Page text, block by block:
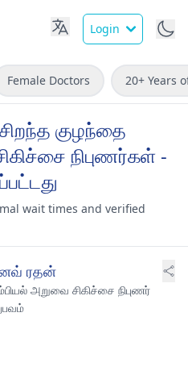
Login
Female Doctors 20+ Years
குழந்தை
நிபுணர்கள் -
wait times and verified
ரதன்
அறுவை சிகிச்சை நிபுணர்